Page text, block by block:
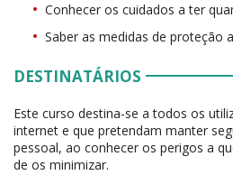
Conhecer os cuidados a ter
Saber as medidas de proteção
DESTINATÁRIOS
Este curso destina-se a todos os
internet e que pretendam manter
pessoal, ao conhecer os perigos a
de os minimizar.